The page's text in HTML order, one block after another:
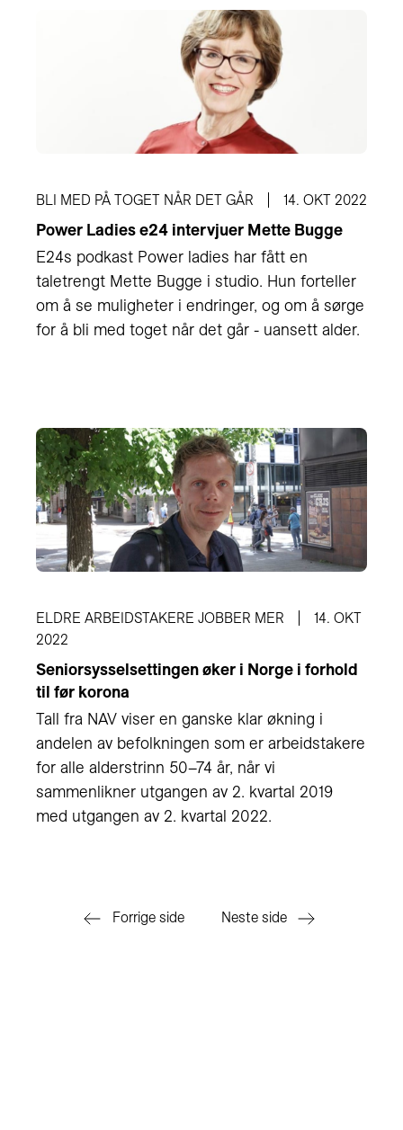
BLI MED PÅ TOGET NÅR DET GÅR 14. OKT 2022
Power Ladies e24 intervjuer Mette Bugge
E24s podkast Power ladies har fått en
taletrengt Mette Bugge i studio. Hun forteller
om å se muligheter i endringer, og om å sørge
for å bli med toget når det går - uansett alder.
ELDRE ARBEIDSTAKERE JOBBER MER
14. OKT
2022
Seniorsysselsettingen øker i Norge i forhold
til før korona
Tall fra NAV viser en ganske klar økning i
andelen av befolkningen som er arbeidstakere
for alle alderstrinn 50–74 år, når vi
sammenlikner utgangen av 2. kvartal 2019
med utgangen av 2. kvartal 2022.
Forrige side Neste side